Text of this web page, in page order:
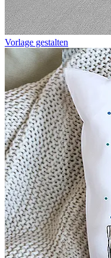
Vorlage gestalten